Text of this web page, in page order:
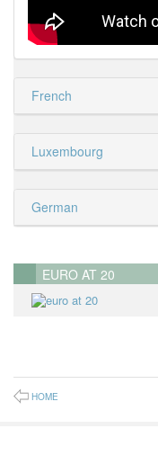
French
Luxembourg
German
EURO AT 20
HOME